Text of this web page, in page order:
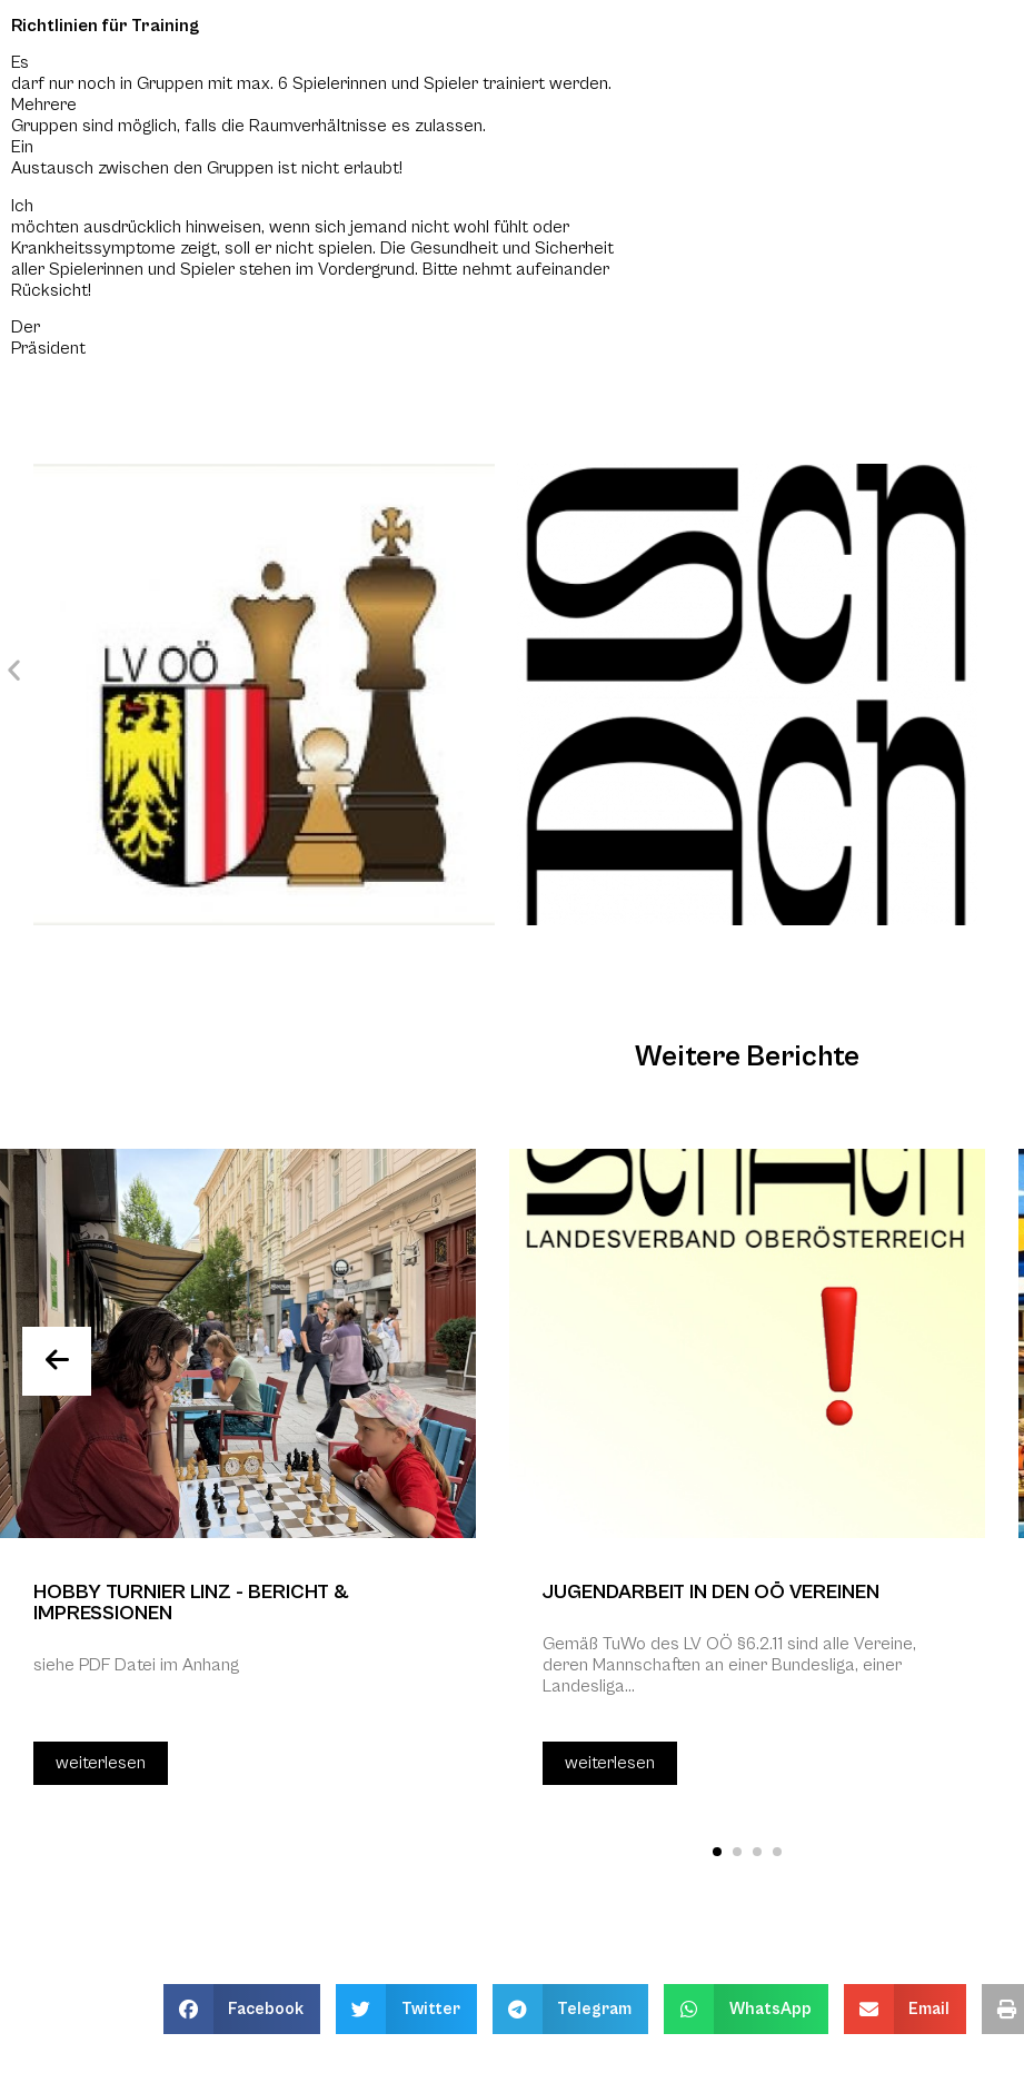
Richtlinien für Training
Es
darf nur noch in Gruppen mit max. 6 Spielerinnen und Spieler trainiert werden.
Mehrere
Gruppen sind möglich, falls die Raumverhältnisse es zulassen.
Ein
Austausch zwischen den Gruppen ist nicht erlaubt!
Ich
möchten ausdrücklich hinweisen, wenn sich jemand nicht wohl fühlt oder
Krankheitssymptome zeigt, soll er nicht spielen. Die Gesundheit und Sicherheit
aller Spielerinnen und Spieler stehen im Vordergrund. Bitte nehmt aufeinander
Rücksicht!
Der
Präsident
Weitere Berichte
HOBBY TURNIER LINZ - BERICHT &
IMPRESSIONEN
siehe PDF Datei im Anhang
weiterlesen
JUGENDARBEIT IN DEN OÖ VEREINEN
Gemäß TuWo des LV OÖ §6.2.11 sind alle Vereine,
deren Mannschaften an einer Bundesliga, einer
Landesliga...
weiterlesen
Facebook Twitter Telegram WhatsApp Email